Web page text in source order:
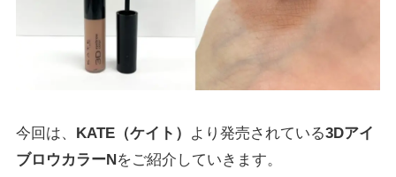
今回は、 KATE（ケイト） より発売されている3Dアイ
ブロウカラーNをご紹介していきます。